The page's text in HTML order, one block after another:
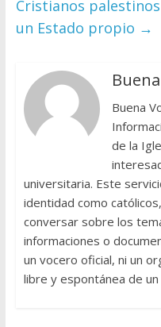
Cristianos
un Estado propio →
Buena
de la
universitaria. Este
identidad como
conversar sobre los
informaciones o
un vocero oficial, ni un
libre y espontánea de